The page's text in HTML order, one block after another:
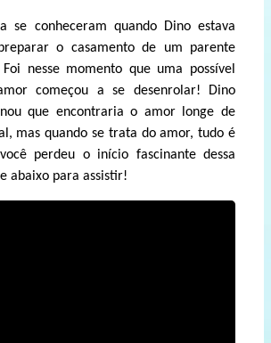
se conheceram quando Dino estava
o casamento de um parente
nesse momento que uma possível
começou a se desenrolar! Dino
que encontraria o amor longe de
mas quando se trata do amor, tudo é
perdeu o início fascinante dessa
abaixo para assistir!